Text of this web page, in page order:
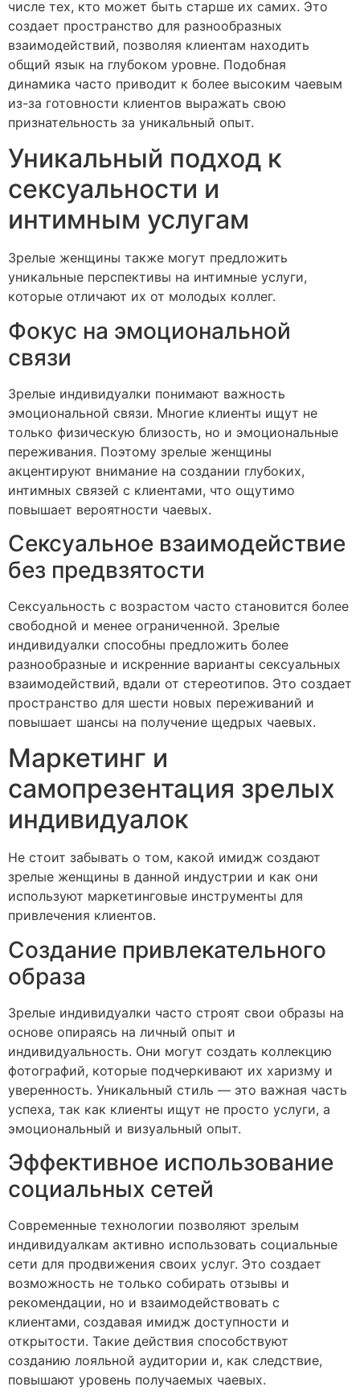
числе тех, кто может быть старше их самих. Это
создает пространство для разнообразных
взаимодействий, позволяя клиентам находить
общий язык на глубоком уровне. Подобная
динамика часто приводит к более высоким чаевым
из-за готовности клиентов выражать свою
признательность за уникальный опыт.
Уникальный подход к
сексуальности и
интимным услугам
Зрелые женщины также могут предложить
уникальные перспективы на интимные услуги,
которые отличают их от молодых коллег.
Фокус на эмоциональной
связи
Зрелые индивидуалки понимают важность
эмоциональной связи. Многие клиенты ищут не
только физическую близость, но и эмоциональные
переживания. Поэтому зрелые женщины
акцентируют внимание на создании глубоких,
интимных связей с клиентами, что ощутимо
повышает вероятности чаевых.
Сексуальное взаимодействие
без предвзятости
Сексуальность с возрастом часто становится более
свободной и менее ограниченной. Зрелые
индивидуалки способны предложить более
разнообразные и искренние варианты сексуальных
взаимодействий, вдали от стереотипов. Это создает
пространство для шести новых переживаний и
повышает шансы на получение щедрых чаевых.
Маркетинг и
самопрезентация зрелых
индивидуалок
Не стоит забывать о том, какой имидж создают
зрелые женщины в данной индустрии и как они
используют маркетинговые инструменты для
привлечения клиентов.
Создание привлекательного
образа
Зрелые индивидуалки часто строят свои образы на
основе опираясь на личный опыт и
индивидуальность. Они могут создать коллекцию
фотографий, которые подчеркивают их харизму и
уверенность. Уникальный стиль — это важная часть
успеха, так как клиенты ищут не просто услуги, а
эмоциональный и визуальный опыт.
Эффективное использование
социальных сетей
Современные технологии позволяют зрелым
индивидуалкам активно использовать социальные
сети для продвижения своих услуг. Это создает
возможность не только собирать отзывы и
рекомендации, но и взаимодействовать с
клиентами, создавая имидж доступности и
открытости. Такие действия способствуют
созданию лояльной аудитории и, как следствие,
повышают уровень получаемых чаевых.